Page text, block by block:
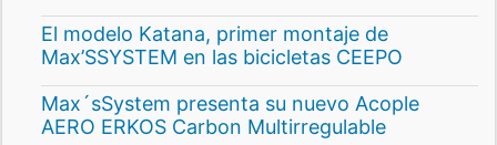
El modelo Katana, primer montaje de
Max’SSYSTEM en las bicicletas CEEPO
Max´sSystem presenta su nuevo Acople
AERO ERKOS Carbon Multirregulable